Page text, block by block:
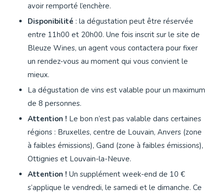
avoir remporté l’enchère.
Disponibilité : la dégustation peut être réservée
entre 11h00 et 20h00. Une fois inscrit sur le site de
Bleuze Wines, un agent vous contactera pour fixer
un rendez-vous au moment qui vous convient le
mieux.
La dégustation de vins est valable pour un maximum
de 8 personnes.
Attention ! Le bon n’est pas valable dans certaines
régions : Bruxelles, centre de Louvain, Anvers (zone
à faibles émissions), Gand (zone à faibles émissions),
Ottignies et Louvain-la-Neuve.
Attention ! Un supplément week-end de 10 €
s’applique le vendredi, le samedi et le dimanche. Ce